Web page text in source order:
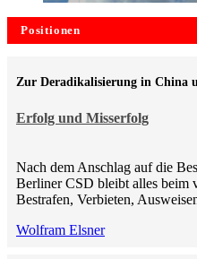
Positionen
Erfolg und Misserfolg
Zur Deradikalisierung in China
Nach dem Anschlag auf die
Berliner CSD bleibt alles beim
Bestrafen, Verbieten,
Wolfram Elsner